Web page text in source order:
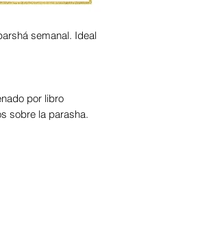
semanal. Ideal
por libro
sobre la parasha.